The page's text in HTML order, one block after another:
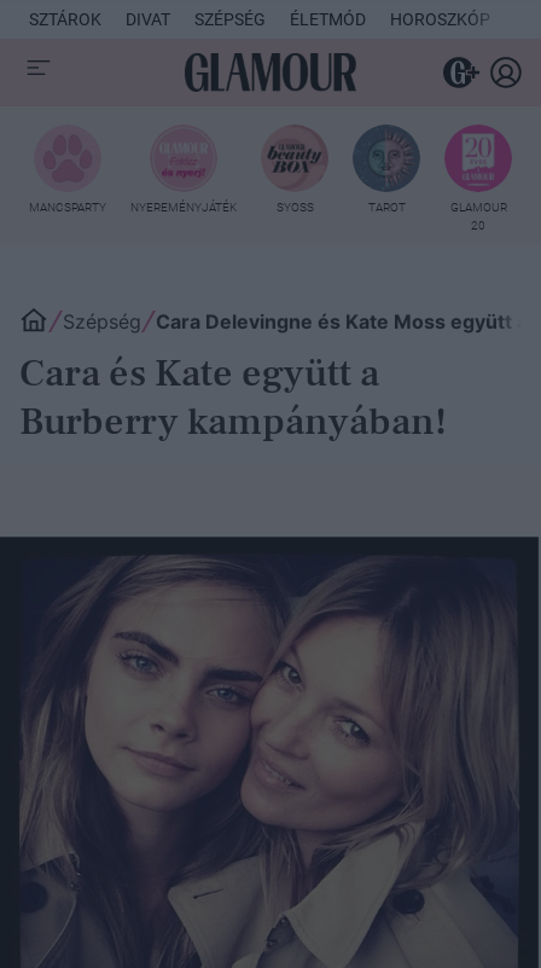
SZTÁROK DIVAT SZÉPSÉG ÉLETMÓD HOROSZKÓP
MANCSPARTY NYEREMÉNYJÁTÉK SYOSS TAROT
GLAMOUR
20
Szépség Cara Delevingne és Kate Moss együtt a
Cara és Kate együtt a
Burberry kampányában!